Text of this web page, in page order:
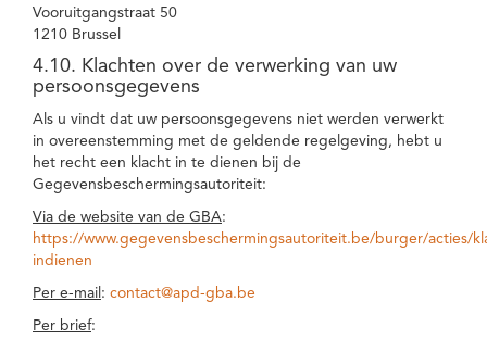
Vooruitgangstraat 50
1210 Brussel
4.10. Klachten over de verwerking van uw
persoonsgegevens
Als u vindt dat uw persoonsgegevens niet werden verwerkt
in overeenstemming met de geldende regelgeving, hebt u
het recht een klacht in te dienen bij de
Gegevensbeschermingsautoriteit:
Via de website van de GBA:
https://www.gegevensbeschermingsautoriteit.be/burger/acties/
indienen
Per e-mail : contact@apd-gba.be
Per brief: